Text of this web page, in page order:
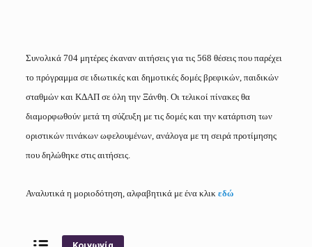
Συνολικά 704 μητέρες έκαναν αιτήσεις για τις 568 θέσεις που παρέχει
το πρόγραμμα σε ιδιωτικές και δημοτικές δομές βρεφικών, παιδικών
σταθμών και ΚΔΑΠ σε όλη την Ξάνθη. Οι τελικοί πίνακες θα
διαμορφωθούν μετά τη σύζευξη με τις δομές και την κατάρτιση των
οριστικών πινάκων ωφελουμένων, ανάλογα με τη σειρά προτίμησης
που δηλώθηκε στις αιτήσεις.
Αναλυτικά η μοριοδότηση, αλφαβητικά με ένα κλικεδώ